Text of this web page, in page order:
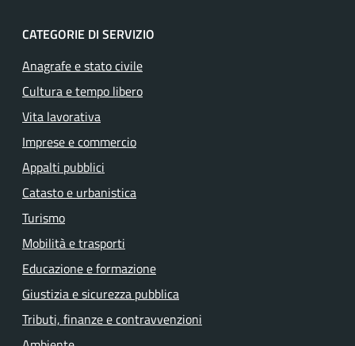
CATEGORIE DI SERVIZIO
Anagrafe e stato civile
Cultura e tempo libero
Vita lavorativa
Imprese e commercio
Appalti pubblici
Catasto e urbanistica
Turismo
Mobilità e trasporti
Educazione e formazione
Giustizia e sicurezza pubblica
Tributi, finanze e contravvenzioni